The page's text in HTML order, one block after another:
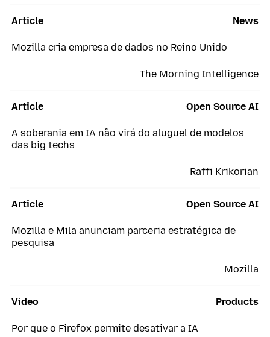
Article
The Morning Intelligence
News
Mozilla cria empresa de dados no Reino Unido
Article
Raffi Krikorian
Open Source AI
A soberania em IA não virá do aluguel de modelos
das big techs
Article
Mozilla
Open Source AI
Mozilla e Mila anunciam parceria estratégica de
pesquisa
Video Products
Por que o Firefox permite desativar a IA